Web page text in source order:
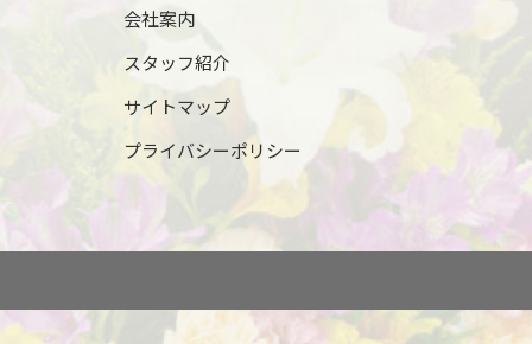
会社案内
スタッフ紹介
サイトマップ
プライバシーポリシー